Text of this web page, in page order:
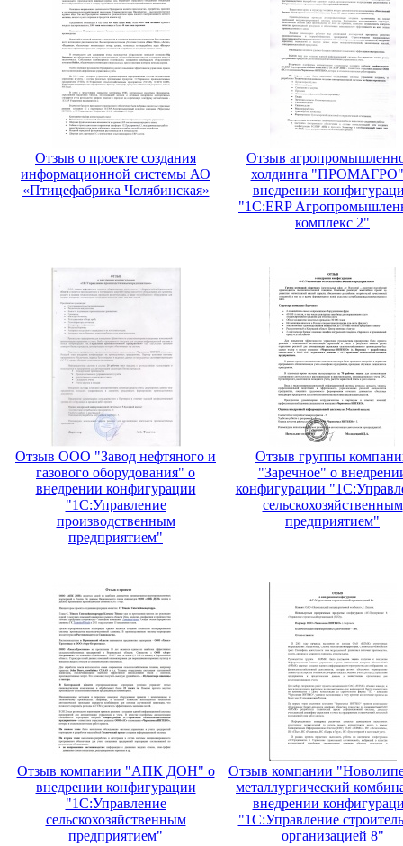
Отзыв о проекте создания
информационной системы АО
«Птицефабрика Челябинская»
Отзыв
холдинга
внедрении
"1С:ERP
комплекс 2"
Отзыв ООО "Завод нефтяного и
газового оборудования" о
внедрении конфигурации
"1С:Управление
производственным
предприятием"
Отзыв группы
"Заречное" о
конфигурации
сельскохозяйственным
предприятием"
Отзыв компании "АПК ДОН" о
внедрении конфигурации
"1С:Управление
сельскохозяйственным
предприятием"
Отзыв компании
металлургический
внедрении
"1С:Управление
организацией 8"